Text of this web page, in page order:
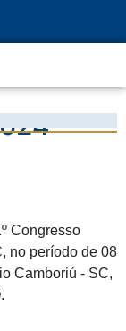
Congresso
no período de 08
Camboriú - SC,